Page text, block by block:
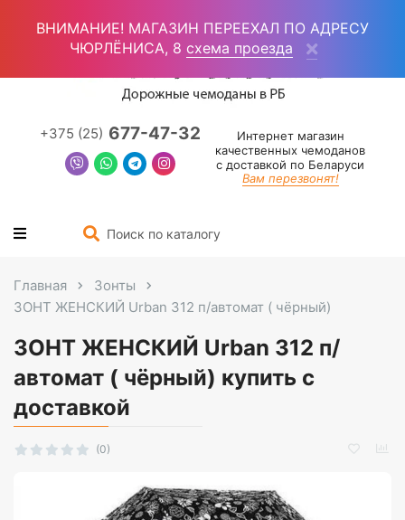
+375 (25) 677-47-32
Интернет магазин
качественных чемоданов
с доставкой по Беларуси
Вам перезвонят!
Главная
Зонты
ЗОНТ ЖЕНСКИЙ Urban 312 п/автомат ( чёрный)
ЗОНТ ЖЕНСКИЙ Urban 312 п/
автомат ( чёрный) купить с
доставкой
(0)
ВНИМАНИЕ! МАГАЗИН ПЕРЕЕХАЛ ПО АДРЕСУ
ЧЮРЛЁНИСА, 8 схема проезда